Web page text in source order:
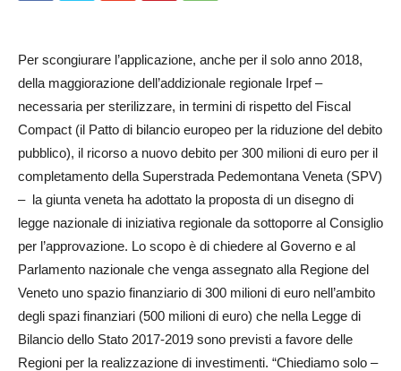
Per scongiurare l’applicazione, anche per il solo anno 2018,
della maggiorazione dell’addizionale regionale Irpef –
necessaria per sterilizzare, in termini di rispetto del Fiscal
Compact (il Patto di bilancio europeo per la riduzione del debito
pubblico), il ricorso a nuovo debito per 300 milioni di euro per il
completamento della Superstrada Pedemontana Ve­neta (SPV)
– la giunta veneta ha adottato la proposta di un disegno di
legge nazionale di iniziativa regionale da sottoporre al Con­siglio
per l’approvazione. Lo scopo è di chiedere al Governo e al
Parlamento nazionale che venga assegnato alla Regione del
Veneto uno spazio finanziario di 300 milioni di euro nell’ambito
degli spazi finanziari (500 milioni di euro) che nella Legge di
Bilancio dello Stato 2017-2019 sono previsti a favore delle
Regioni per la realizzazione di investimenti. “Chiediamo solo –